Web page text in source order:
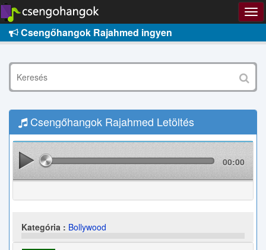
Csengőhangok Rajahmed ingyen
Csengőhangok Rajahmed Letöltés
00:00
Kategória : Bollywood